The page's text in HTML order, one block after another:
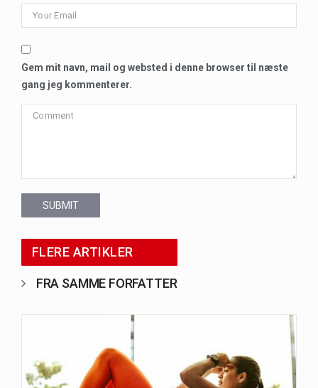
Gem mit navn, mail og websted i denne browser til næste
gang jeg kommenterer.
SUBMIT
FLERE ARTIKLER
FRA SAMME FORFATTER